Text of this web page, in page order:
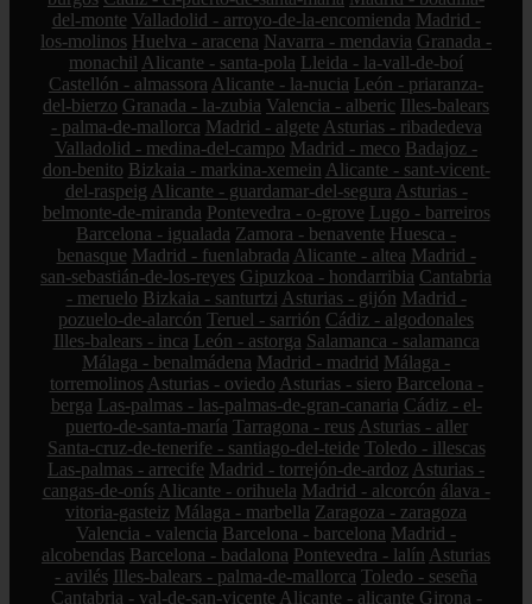
del-monte Valladolid - arroyo-de-la-encomienda Madrid -
los-molinos Huelva - aracena Navarra - mendavia Granada -
monachil Alicante - santa-pola Lleida - la-vall-de-boí
Castellón - almassora Alicante - la-nucia León - priaranza-
del-bierzo Granada - la-zubia Valencia - alberic Illes-balears
- palma-de-mallorca Madrid - algete Asturias - ribadedeva
Valladolid - medina-del-campo Madrid - meco Badajoz -
don-benito Bizkaia - markina-xemein Alicante - sant-vicent-
del-raspeig Alicante - guardamar-del-segura Asturias -
belmonte-de-miranda Pontevedra - o-grove Lugo - barreiros
Barcelona - igualada Zamora - benavente Huesca -
benasque Madrid - fuenlabrada Alicante - altea Madrid -
san-sebastián-de-los-reyes Gipuzkoa - hondarribia Cantabria
- meruelo Bizkaia - santurtzi Asturias - gijón Madrid -
pozuelo-de-alarcón Teruel - sarrión Cádiz - algodonales
Illes-balears - inca León - astorga Salamanca - salamanca
Málaga - benalmádena Madrid - madrid Málaga -
torremolinos Asturias - oviedo Asturias - siero Barcelona -
berga Las-palmas - las-palmas-de-gran-canaria Cádiz - el-
puerto-de-santa-maría Tarragona - reus Asturias - aller
Santa-cruz-de-tenerife - santiago-del-teide Toledo - illescas
Las-palmas - arrecife Madrid - torrejón-de-ardoz Asturias -
cangas-de-onís Alicante - orihuela Madrid - alcorcón álava -
vitoria-gasteiz Málaga - marbella Zaragoza - zaragoza
Valencia - valencia Barcelona - barcelona Madrid -
alcobendas Barcelona - badalona Pontevedra - lalín Asturias
- avilés Illes-balears - palma-de-mallorca Toledo - seseña
Cantabria - val-de-san-vicente Alicante - alicante Girona -